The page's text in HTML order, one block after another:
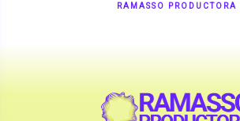
RAMASSO PRODUCTORA